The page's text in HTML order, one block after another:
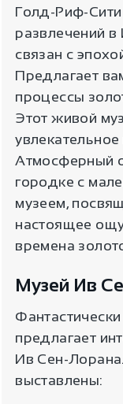
Голд-Риф-
развлечений в
связан с
Предлагает
процессы
Этот живой
Атмосферный
городке с
музеем,
настоящее
времена
Музей Ив
предлагает
Ив Сен-
выставлены: